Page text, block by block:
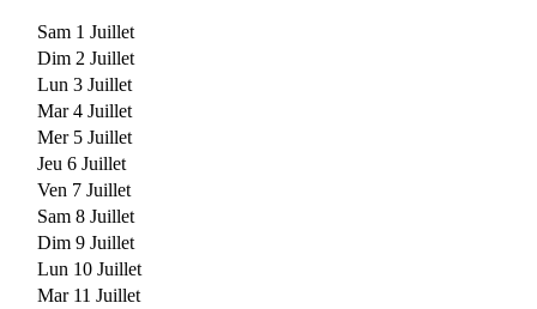
Sam 1 Juillet
Dim 2 Juillet
Lun 3 Juillet
Mar 4 Juillet
Mer 5 Juillet
Jeu 6 Juillet
Ven 7 Juillet
Sam 8 Juillet
Dim 9 Juillet
Lun 10 Juillet
Mar 11 Juillet